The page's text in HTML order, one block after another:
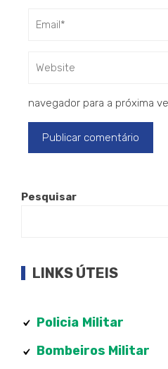
navegador para a próxima
Pesquisar
LINKS ÚTEIS
Policia Militar
Bombeiros Militar